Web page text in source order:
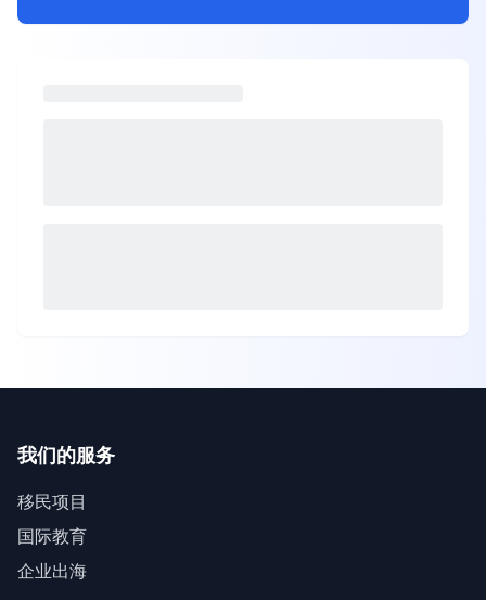
我们的服务
移民项目
国际教育
企业出海